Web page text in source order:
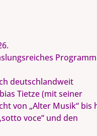
Programm
deutschlandweit
Tietze (mit seiner
von „Alter Musik“ bis
voce“ und den